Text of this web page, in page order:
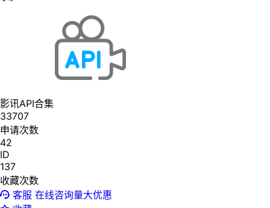
影讯API合集
33707
申请次数
42
ID
137
收藏次数
客服 在线咨询量大优惠